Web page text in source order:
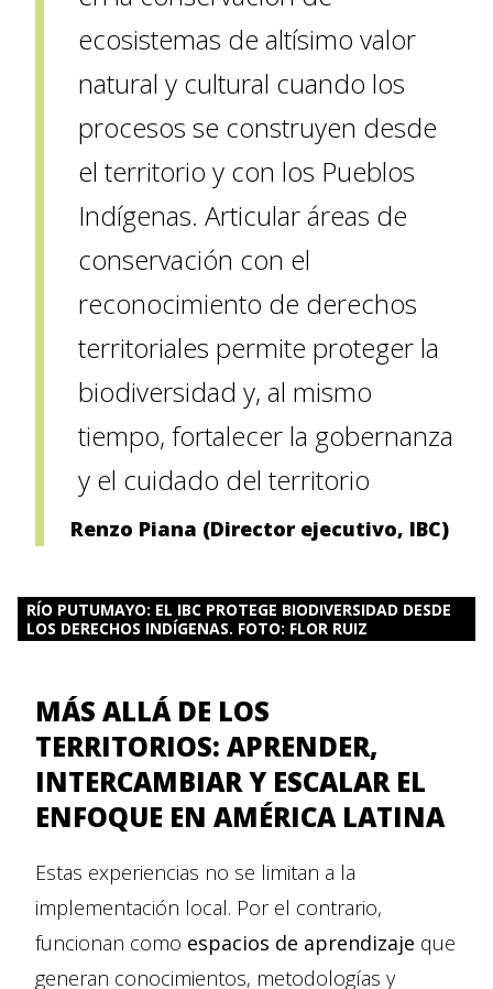
ecosistemas de altísimo valor
natural y cultural cuando los
procesos se construyen desde
el territorio y con los Pueblos
Indígenas. Articular áreas de
conservación con el
reconocimiento de derechos
territoriales permite proteger la
biodiversidad y, al mismo
tiempo, fortalecer la gobernanza
y el cuidado del territorio
Renzo Piana (Director ejecutivo, IBC)
RÍO PUTUMAYO: EL IBC PROTEGE BIODIVERSIDAD DESDE
LOS DERECHOS INDÍGENAS. FOTO: FLOR RUIZ
MÁS ALLÁ DE LOS
TERRITORIOS: APRENDER,
INTERCAMBIAR Y ESCALAR EL
ENFOQUE EN AMÉRICA LATINA
Estas experiencias no se limitan a la
implementación local. Por el contrario,
funcionan como espacios de aprendizaje que
generan conocimientos, metodologías y